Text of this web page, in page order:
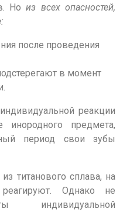
Ноиз всех опасностей,
после проведения
в момент
реакции
инородного предмета,
период свои зубы
титанового сплава, на
Однако не
индивидуальной